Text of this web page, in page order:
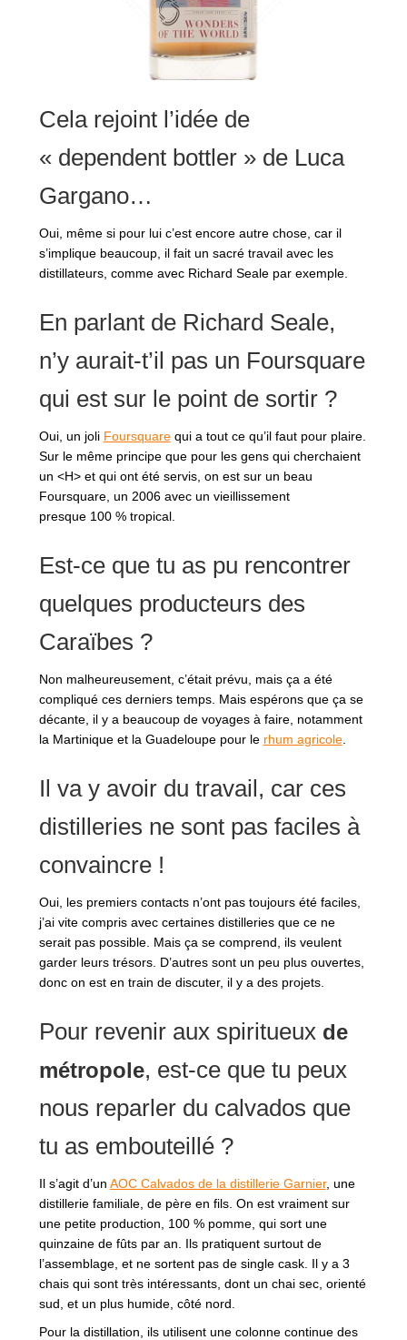
Cela rejoint l’idée de
« dependent bottler » de Luca
Gargano…
Oui, même si pour lui c’est encore autre chose, car il
s’implique beaucoup, il fait un sacré travail avec les
distillateurs, comme avec Richard Seale par exemple.
En parlant de Richard Seale,
n’y aurait-t’il pas un Foursquare
qui est sur le point de sortir ?
Oui, un joli Foursquarequi a tout ce qu’il faut pour plaire.
Sur le même principe que pour les gens qui cherchaient
un <H> et qui ont été servis, on est sur un beau
Foursquare, un 2006 avec un vieillissement
presque 100 % tropical.
Est-ce que tu as pu rencontrer
quelques producteurs des
Caraïbes ?
Non malheureusement, c’était prévu, mais ça a été
compliqué ces derniers temps. Mais espérons que ça se
décante, il y a beaucoup de voyages à faire, notamment
la Martinique et la Guadeloupe pour le rhum agricole.
Il va y avoir du travail, car ces
distilleries ne sont pas faciles à
convaincre !
Oui, les premiers contacts n’ont pas toujours été faciles,
j’ai vite compris avec certaines distilleries que ce ne
serait pas possible. Mais ça se comprend, ils veulent
garder leurs trésors. D’autres sont un peu plus ouvertes,
donc on est en train de discuter, il y a des projets.
Pour revenir aux spiritueux de
métropole, est-ce que tu peux
nous reparler du calvados que
tu as embouteillé ?
Il s’agit d’un AOC Calvados de la distillerie Garnier, une
distillerie familiale, de père en fils. On est vraiment sur
une petite production, 100 % pomme, qui sort une
quinzaine de fûts par an. Ils pratiquent surtout de
l’assemblage, et ne sortent pas de single cask. Il y a 3
chais qui sont très intéressants, dont un chai sec, orienté
sud, et un plus humide, côté nord.
Pour la distillation, ils utilisent une colonne continue des